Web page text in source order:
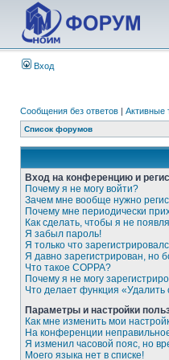
Вход
Сообщения без ответов | Активные
Список форумов
Вход на конференцию и
Почему я не могу войти?
Зачем мне вообще нужно
Почему мне периодически
Как сделать, чтобы я не
Я забыл пароль!
Я только что
Я давно зарегистрирован, но
Что такое COPPA?
Почему я не могу
Что делает функция
Параметры и настройки
Как мне изменить мои
На конференции
Я изменил часовой пояс, но
Моего языка нет в списке!